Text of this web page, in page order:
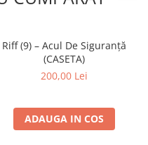
Riff (9) – Acul De Siguranță
(CASETA)
200,00 Lei
ADAUGA IN COS